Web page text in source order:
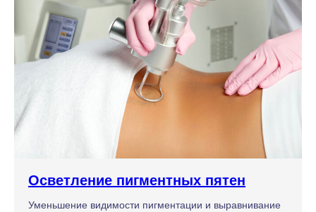
Осветление пигментных пятен
Уменьшение видимости пигментации и выравнивание